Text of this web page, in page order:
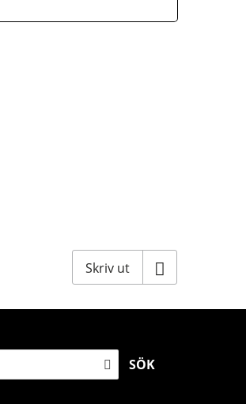
Skriv ut
SÖK